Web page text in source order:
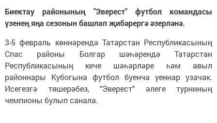
Биектау районының "Эверест" футбол командасы
үзенең яңа сезонын башлап җибәрергә әзерләнә.
3-5 февраль көннәрендә Татарстан Республикасының
Спас районы Болгар шәһәрендә Татарстан
Республикасының кече шәһәрләре һәм авыл
районнары Кубогына футбол буенча уеннар узачак.
Исегезгә төшерәбез, "Эверест" әлеге турниның
чемпионы булып санала.